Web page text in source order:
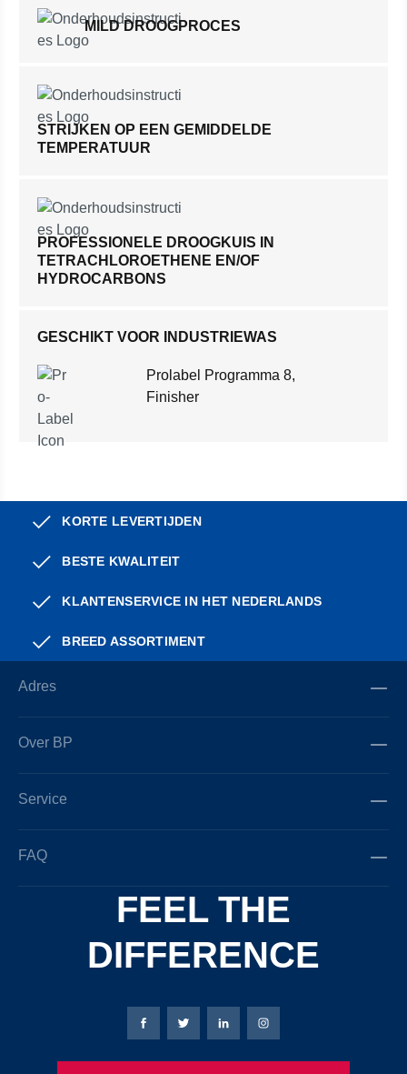
MILD DROOGPROCES
STRIJKEN OP EEN GEMIDDELDE
TEMPERATUUR
PROFESSIONELE DROOGKUIS IN
TETRACHLOROETHENE EN/OF
HYDROCARBONS
GESCHIKT VOOR INDUSTRIEWAS
Prolabel Programma 8,
Finisher
KORTE LEVERTIJDEN
BESTE KWALITEIT
KLANTENSERVICE IN HET NEDERLANDS
BREED ASSORTIMENT
Adres
Over BP
Service
FAQ
FEEL THE
DIFFERENCE
Bierbaum-Proenen Facebook-pagina
Bierbaum-Proenen X-pagina
Bierbaum-Proenen
Bierbaum-Proenen